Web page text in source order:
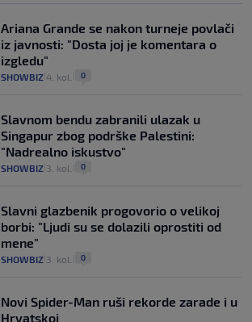
Ariana Grande se nakon turneje povlači
iz javnosti: "Dosta joj je komentara o
izgledu"
SHOWBIZ 4. kol. 0
Slavnom bendu zabranili ulazak u
Singapur zbog podrške Palestini:
"Nadrealno iskustvo"
SHOWBIZ 3. kol. 0
Slavni glazbenik progovorio o velikoj
borbi: "Ljudi su se dolazili oprostiti od
mene"
SHOWBIZ 3. kol. 0
Novi Spider-Man ruši rekorde zarade i u
Hrvatskoj